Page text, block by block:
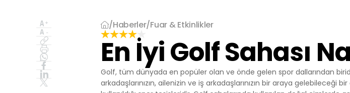
/Haberler/Fuar & Etkinlikler
En İyi Golf Sahası
Golf, tüm dünyada en popüler olan ve önde gelen spor dallarından
arkadaşlarınızın, ailenizin ve iş arkadaşlarınızın bir araya
kaynaklananlar başta olmak üzere, kanuni ve
3.İNTERNET SİTEMİZDE KULLANILAN
3.1.Oturum Çerezleri
Oturum çerezlerini ziyaretinizi süresince internet
çalışmasının teminini sağlamaktadır.
sürekliliğini sağlamak gibi amaçlarla kullanılırlar.